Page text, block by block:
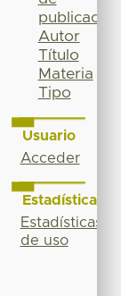
publicación
Autor
Título
Materia
Tipo
Usuario
Acceder
Estadísticas
Estadísticas
de uso